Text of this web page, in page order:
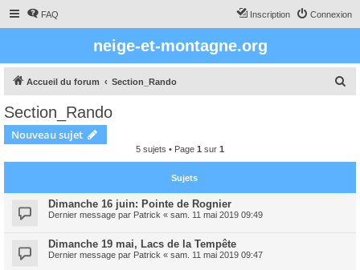
FAQ Connexion
Inscription
neige-et-montagne.org
Accueil du forum Section_Rando
c
Section_Rando
Nouveau sujet
5 sujets • Page 1 sur 1
Sujets
Dimanche 16 juin: Pointe de Rognier
Dernier message par Patrick « sam. 11 mai 2019 09:49
Dimanche 19 mai, Lacs de la Tempête
Dernier message par Patrick « sam. 11 mai 2019 09:47